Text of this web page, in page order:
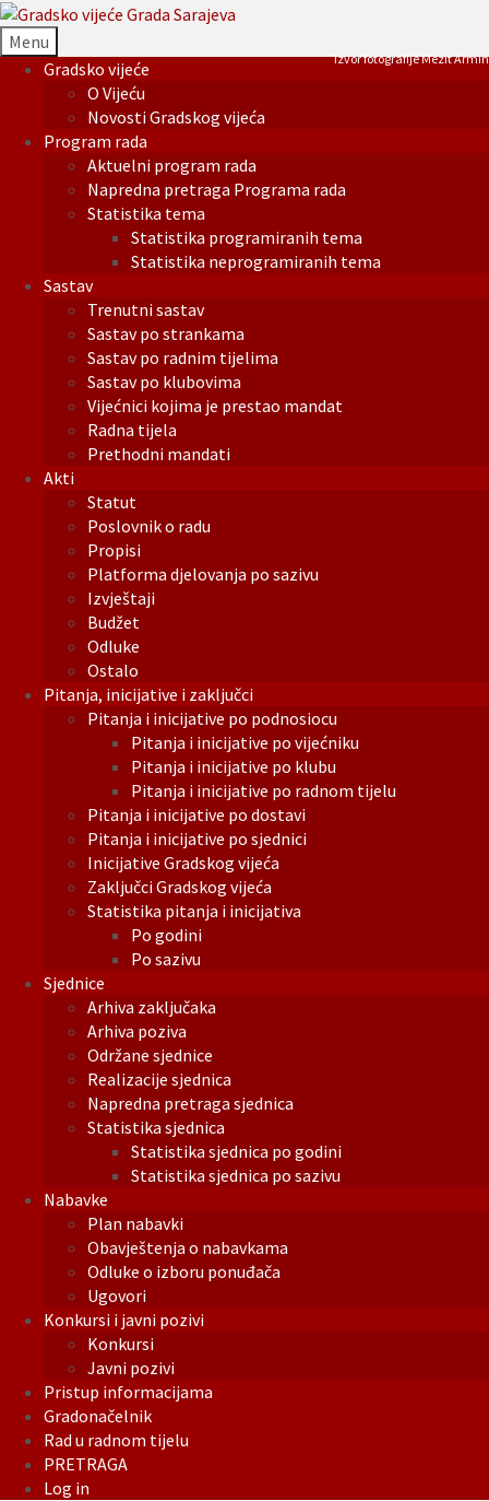
Menu
Gradsko vijeće
O Vijeću
Novosti Gradskog vijeća
Program rada
Aktuelni program rada
Napredna pretraga Programa rada
Statistika tema
Statistika programiranih tema
Statistika neprogramiranih tema
Sastav
Trenutni sastav
Sastav po strankama
Sastav po radnim tijelima
Sastav po klubovima
Vijećnici kojima je prestao mandat
Radna tijela
Prethodni mandati
Akti
Statut
Poslovnik o radu
Propisi
Platforma djelovanja po sazivu
Izvještaji
Budžet
Odluke
Ostalo
Pitanja, inicijative i zaključci
Pitanja i inicijative po podnosiocu
Pitanja i inicijative po vijećniku
Pitanja i inicijative po klubu
Pitanja i inicijative po radnom tijelu
Pitanja i inicijative po dostavi
Pitanja i inicijative po sjednici
Inicijative Gradskog vijeća
Zaključci Gradskog vijeća
Statistika pitanja i inicijativa
Po godini
Po sazivu
Sjednice
Arhiva zaključaka
Arhiva poziva
Održane sjednice
Realizacije sjednica
Napredna pretraga sjednica
Statistika sjednica
Statistika sjednica po godini
Statistika sjednica po sazivu
Nabavke
Plan nabavki
Obavještenja o nabavkama
Odluke o izboru ponuđača
Ugovori
Konkursi i javni pozivi
Konkursi
Javni pozivi
Pristup informacijama
Gradonačelnik
Rad u radnom tijelu
PRETRAGA
Log in
Izvor fotografije Mezit Armin